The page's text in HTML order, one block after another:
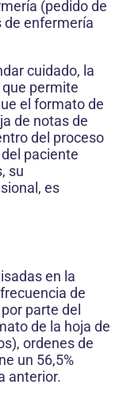
(pedido de
de enfermería
cuidado, la
permite
el formato de
de notas de
del proceso
paciente
su
es
en la
de
parte del
de la hoja de
ordenes de
un 56,5%
anterior.